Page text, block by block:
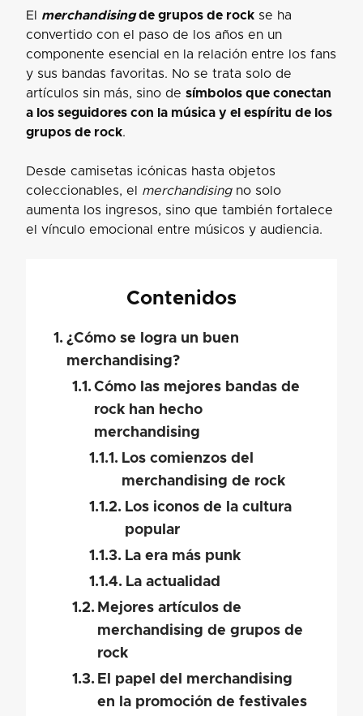
El merchandisingde grupos de rock se ha
convertido con el paso de los años en un
componente esencial en la relación entre los fans
y sus bandas favoritas. No se trata solo de
artículos sin más, sino de símbolos que conectan
a los seguidores con la música y el espíritu de los
grupos de rock.
Desde camisetas icónicas hasta objetos
coleccionables, el merchandisingno solo
aumenta los ingresos, sino que también fortalece
el vínculo emocional entre músicos y audiencia.
Contenidos
¿Cómo se logra un buen
merchandising?
Cómo las mejores bandas de
rock han hecho
merchandising
Los comienzos del
merchandising de rock
Los iconos de la cultura
popular
La era más punk
La actualidad
Mejores artículos de
merchandising de grupos de
rock
El papel del merchandising
en la promoción de festivales